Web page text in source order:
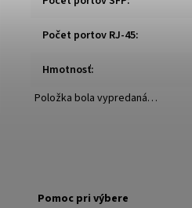
Počet portov RJ-45:
Hmotnosť:
Položka bola vypredaná…
Pomoc pri výbere